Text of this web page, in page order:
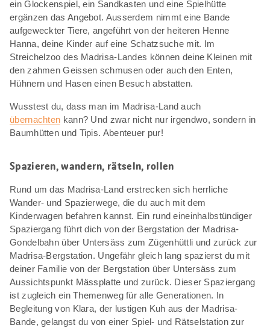
ein Glockenspiel, ein Sandkasten und eine Spielhütte
ergänzen das Angebot. Ausserdem nimmt eine Bande
aufgeweckter Tiere, angeführt von der heiteren Henne
Hanna, deine Kinder auf eine Schatzsuche mit. Im
Streichelzoo des Madrisa-Landes können deine Kleinen mit
den zahmen Geissen schmusen oder auch den Enten,
Hühnern und Hasen einen Besuch abstatten.
Wusstest du, dass man im Madrisa-Land auch
übernachten kann? Und zwar nicht nur irgendwo, sondern in
Baumhütten und Tipis. Abenteuer pur!
Spazieren, wandern, rätseln, rollen
Rund um das Madrisa-Land erstrecken sich herrliche
Wander- und Spazierwege, die du auch mit dem
Kinderwagen befahren kannst. Ein rund eineinhalbstündiger
Spaziergang führt dich von der Bergstation der Madrisa-
Gondelbahn über Untersäss zum Zügenhüttli und zurück zur
Madrisa-Bergstation. Ungefähr gleich lang spazierst du mit
deiner Familie von der Bergstation über Untersäss zum
Aussichtspunkt Mässplatte und zurück. Dieser Spaziergang
ist zugleich ein Themenweg für alle Generationen. In
Begleitung von Klara, der lustigen Kuh aus der Madrisa-
Bande, gelangst du von einer Spiel- und Rätselstation zur